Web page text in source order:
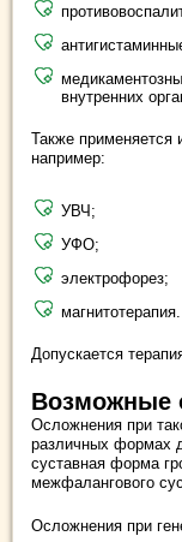
внутренних
Также применяется
например:
УВЧ;
УФО;
электрофорез;
магнитотерапия.
Допускается
Возможные
Осложнения при
различных формах
суставная форма
межфалангового
Осложнения при